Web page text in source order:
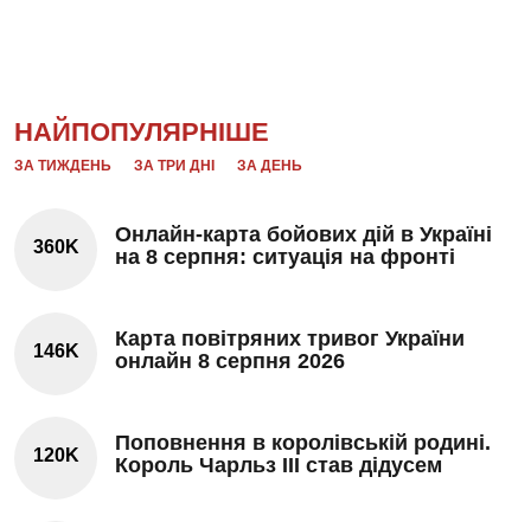
НАЙПОПУЛЯРНІШЕ
ЗА ТИЖДЕНЬ ЗА ТРИ ДНІ ЗА ДЕНЬ
360K
Онлайн-карта бойових дій в Україні
на 8 серпня: ситуація на фронті
146K
Карта повітряних тривог України
онлайн 8 серпня 2026
120K
Поповнення в королівській родині.
Король Чарльз III став дідусем